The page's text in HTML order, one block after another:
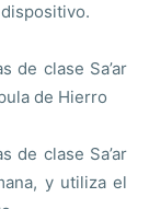
de clase Sa’ar
de Hierro
de clase Sa’ar
y utiliza el